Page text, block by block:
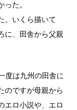
た。
。いくら描いて
に、田舎から父親
度は九州の田舎に
のですが母親から
エロ小説や、エロ